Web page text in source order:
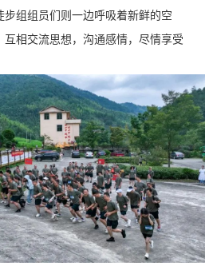
组组员们则一边呼吸着新鲜的空
相交流思想，沟通感情，尽情享受